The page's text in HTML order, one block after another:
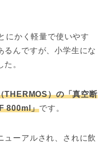
にかく軽量で使いやす
るんですが、小学生にな
。
THERMOS）の「真空断
800ml」です。
ューアルされ、されに飲